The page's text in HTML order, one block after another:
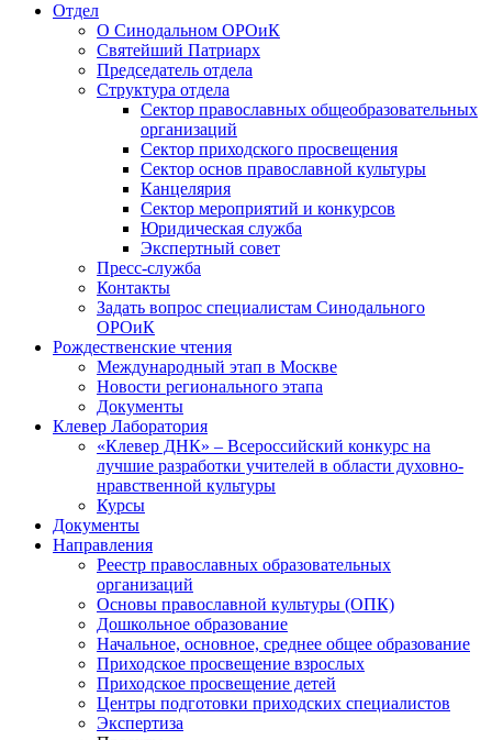
Отдел
О Синодальном ОРОиК
Святейший Патриарх
Председатель отдела
Структура отдела
Сектор православных общеобразовательных
организаций
Сектор приходского просвещения
Сектор основ православной культуры
Канцелярия
Сектор мероприятий и конкурсов
Юридическая служба
Экспертный совет
Пресс-служба
Контакты
Задать вопрос специалистам Синодального
ОРОиК
Рождественские чтения
Международный этап в Москве
Новости регионального этапа
Документы
Клевер Лаборатория
«Клевер ДНК» – Всероссийский конкурс на
лучшие разработки учителей в области духовно-
нравственной культуры
Курсы
Документы
Направления
Реестр православных образовательных
организаций
Основы православной культуры (ОПК)
Дошкольное образование
Начальное, основное, среднее общее образование
Приходское просвещение взрослых
Приходское просвещение детей
Центры подготовки приходских специалистов
Экспертиза